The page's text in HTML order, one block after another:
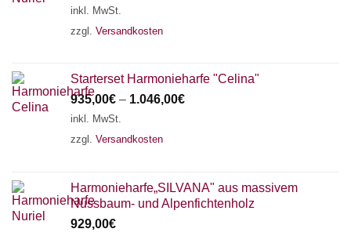
inkl. MwSt.
zzgl. Versandkosten
Starterset Harmonieharfe "Celina"
935,00€ – 1.046,00€
inkl. MwSt.
zzgl. Versandkosten
Harmonieharfe„SILVANA" aus massivem
Nussbaum- und Alpenfichtenholz
929,00€